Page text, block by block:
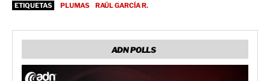
ETIQUETAS PLUMAS RAÚL GARCÍA R.
ADN POLLS